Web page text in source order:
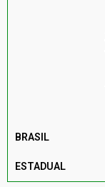
BRASIL
ESTADUAL